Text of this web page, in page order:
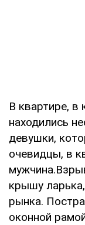
В квартире, в
находились
девушки,
очевидцы, в
крышу
рынка.
оконной